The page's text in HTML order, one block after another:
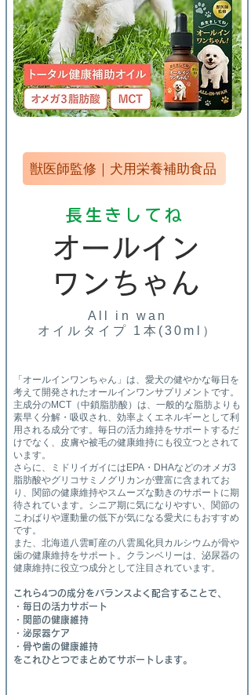
獣医師監修｜犬用栄養補助食品
​長生きしてね
​オールイン
ワンちゃん
All in wan
​オイルタイプ 1本(30ml）
「オールインワンちゃん」は、愛犬の健やかな毎日を
考えて開発されたオールインワンサプリメントです。
主成分のMCT（中鎖脂肪酸）は、一般的な脂肪よりも
素早く分解・吸収され、効率よくエネルギーとして利
用される成分です。毎日の活力維持をサポートするだ
けでなく、皮膚や被毛の健康維持にも役立つとされて
います。
さらに、ミドリイガイにはEPA・DHAなどのオメガ3
脂肪酸やグリコサミノグリカンが豊富に含まれてお
り、関節の健康維持やスムーズな動きのサポートに期
待されています。シニア期に気になりやすい、関節の
こわばりや運動量の低下が気になる愛犬にもおすすめ
です。
また、北海道八雲町産の八雲風化貝カルシウムが骨や
歯の健康維持をサポート。クランベリーは、泌尿器の
健康維持に役立つ成分として注目されています。
これら4つの成分をバランスよく配合することで、
・毎日の活力サポート
・関節の健康維持
・泌尿器ケア
・骨や歯の健康維持
をこれひとつでまとめてサポートします。